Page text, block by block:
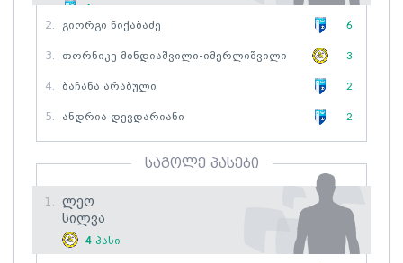
6გოლი
2.
Გიორგი Ნიქაბაძე 6
3. Თორნიკე Მინდიაშვილი-Იმერლიშვილი 3
4. Ბაჩანა Არაბული 2
5. Ანდრია Დევდარიანი 2
საგოლე პასები
1.
Ლეო
Სილვა
4 პასი